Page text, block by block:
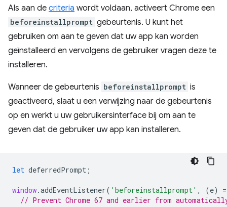
Als aan de criteria wordt voldaan, activeert Chrome een
beforeinstallprompt gebeurtenis. U kunt het
gebruiken om aan te geven dat uw app kan worden
geïnstalleerd en vervolgens de gebruiker vragen deze te
installeren.
Wanneer de gebeurtenis beforeinstallprompt is
geactiveerd, slaat u een verwijzing naar de gebeurtenis
op en werkt u uw gebruikersinterface bij om aan te
geven dat de gebruiker uw app kan installeren.
let deferredPrompt ;
window.addEventListener( 'beforeinstallprompt' , (e) =
// Prevent Chrome 67 and earlier from